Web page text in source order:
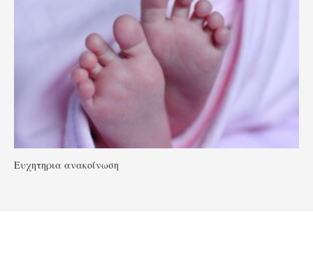
Ευχητηρια ανακοίνωση